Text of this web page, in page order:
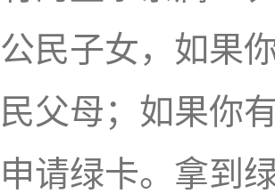
公民子女，如果
民父母；如果你
申请绿卡。拿到